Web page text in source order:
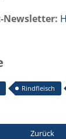
Newsletter:
Rindfleisch
Zurück